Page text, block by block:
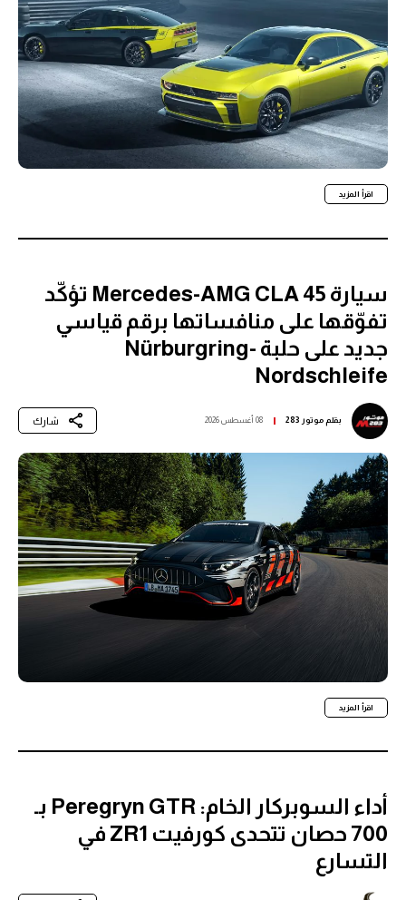
اقرأ المزيد
سيارة Mercedes-AMG CLA 45 تؤكّد
تفوّقها على منافساتها برقم قياسي
جديد على حلبة Nürburgring-
Nordschleife
بقلمموتور 283 08 أغسطس 2026 شارك
اقرأ المزيد
أداء السوبركار الخام: Peregryn GTR بـ
700 حصان تتحدى كورفيت ZR1 في
التسارع